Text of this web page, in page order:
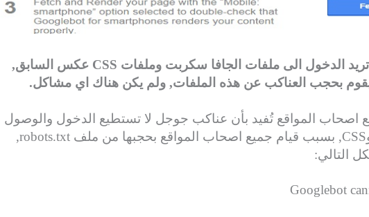
اصبحت الان عناكب جوجل تريد الدخول الى ملفات الجافا سكربت وملفات CSS عكس السابق,
بحجب العناكب عن هذه الملفات, ولم يكن هناك اي مشاكل.
المواقع تُفيد بأن عناكب جوجل لا تستطيع الدخول والوصول
الى ملفات الجاقا سكربت وCSS, بسبب قيام جميع اصحاب المواقع بحجبها من ملف robots.txt,
التالي:
Googlebot